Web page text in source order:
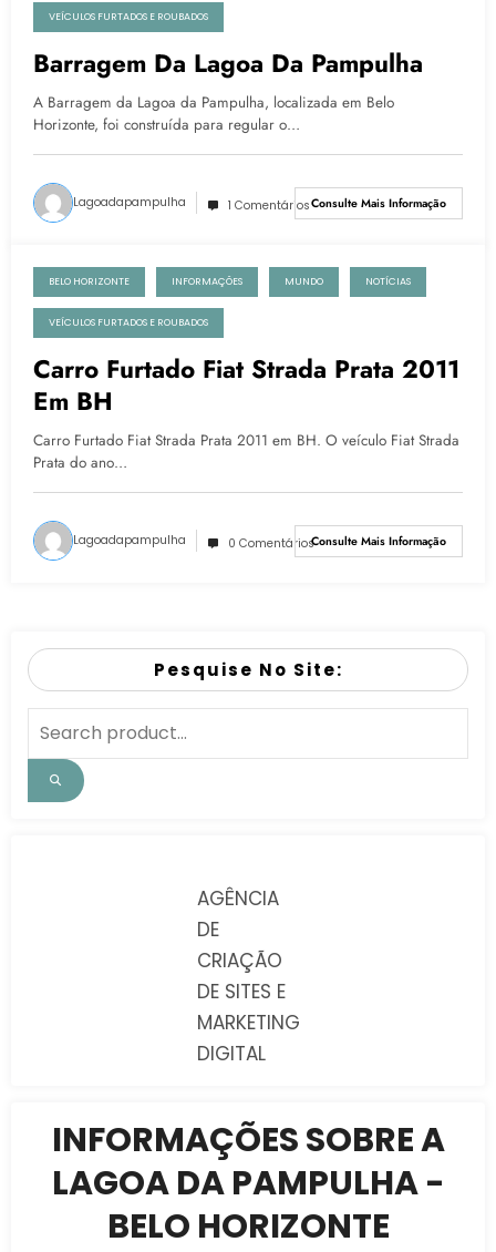
VEÍCULOS FURTADOS E ROUBADOS
Barragem Da Lagoa Da Pampulha
A Barragem da Lagoa da Pampulha, localizada em Belo
Horizonte, foi construída para regular o…
Lagoadapampulha 1 ComentáriosConsulte Mais Informação
13 de fevereiro de 2023
BELO HORIZONTE INFORMAÇÕES MUNDO NOTÍCIAS
VEÍCULOS FURTADOS E ROUBADOS
Carro Furtado Fiat Strada Prata 2011
Em BH
Carro Furtado Fiat Strada Prata 2011 em BH. O veículo Fiat Strada
Prata do ano…
Lagoadapampulha 0 ComentáriosConsulte Mais Informação
Pesquise No Site:
AGÊNCIA
DE
CRIAÇÃO
DE SITES E
MARKETING
DIGITAL
INFORMAÇÕES SOBRE A
LAGOA DA PAMPULHA -
BELO HORIZONTE